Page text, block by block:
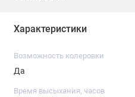
окрашенной поверхности.
расслоению и прочим
Образует трещиностойкое
водостойким волокном.
Характеристики
Возможность колеровки
Да
Время высыхания, часов